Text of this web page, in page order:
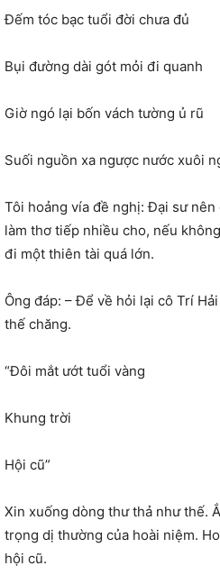
Đếm tóc bạc tuổi đời chưa đủ
Bụi đường dài gót mỏi đi quanh
Giờ ngó lại bốn vách tường ủ rũ
Suối nguồn xa ngược nước xuôi
Tôi hoảng vía đề nghị: Đại sư nên
làm thơ tiếp nhiều cho, nếu
đi một thiên tài quá lớn.
Ông đáp: – Để về hỏi lại cô Trí
thế chăng.
“Đôi mắt ướt tuổi vàng
Khung trời
Hội cũ”
Xin xuống dòng thư thả như thế.
trọng dị thường của hoài niệm.
hội cũ.